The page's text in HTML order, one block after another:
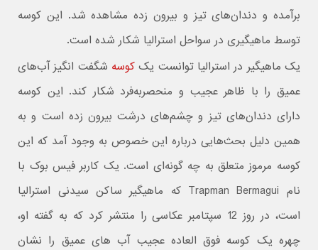
برآمده و دندان‌های تیز و بیرون زده مشاهده شد. این کوسه
توسط ماهیگیری در سواحل استرالیا شکار شده است.
یک ماهیگیر در استرالیا توانست یک کوسه شگفت انگیز آب‌های
عمیق را با ظاهر عجیب و منحصربه‌فرد شکار کند. این کوسه
دارای دندان‌های تیز و چشم‌های درشت بیرون زده است و به
همین دلیل بحث‌هایی درباره این خصوص به وجود آمد که این
کوسه مرموز متعلق به چه گونه‌ای است. یک کاربر فیس بوک با
نام Trapman Bermagui که ماهیگیر ساکن سیدنی استرالیا
است، در روز 12 سپتامبر عکاسی را منتشر کرد که به گفته او،
چهره یک کوسه فوق العاده عجیب آب های عمیق را نشان